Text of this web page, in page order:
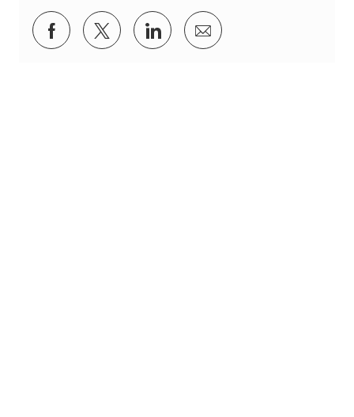
Udostępnij przez Facebook
Udostępnij przez twitter
Udostępnij przez LinkedIn
Udostępnij przez